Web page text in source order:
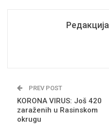
Редакција
PREV POST
KORONA VIRUS: Još 420
zaraženih u Rasinskom
okrugu